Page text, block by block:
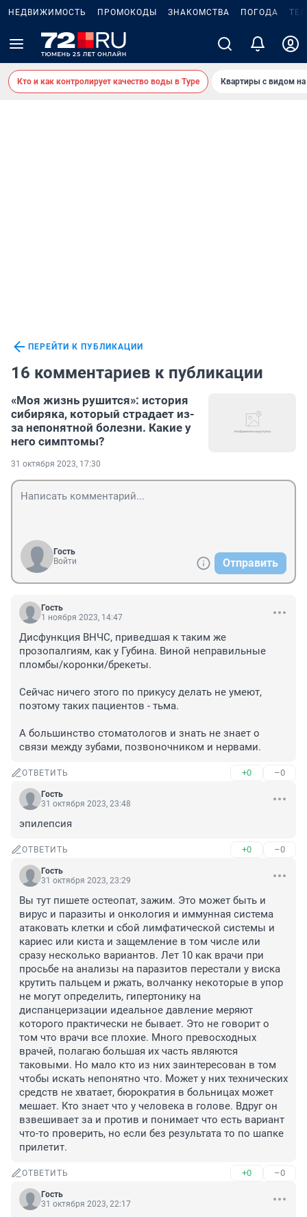
НЕДВИЖИМОСТЬ ПРОМОКОДЫ ЗНАКОМСТВА ПОГОДА
Кто и как контролирует качество воды в Туре Квартиры с видом на
ПЕРЕЙТИ К ПУБЛИКАЦИИ
16 комментариев к публикации
«Моя жизнь рушится»: история
сибиряка, который страдает из-
за непонятной болезни. Какие у
него симптомы?
31 октября 2023, 17:30
Гость
Войти
Отправить
Гость
1 ноября 2023, 14:47
Дисфункция ВНЧС, приведшая к таким же
прозопалгиям, как у Губина. Виной неправильные
пломбы/коронки/брекеты.
Сейчас ничего этого по прикусу делать не умеют,
поэтому таких пациентов - тьма.
А большинство стоматологов и знать не знает о
связи между зубами, позвоночником и нервами.
ОТВЕТИТЬ +0 –0
Гость
31 октября 2023, 23:48
эпилепсия
ОТВЕТИТЬ +0 –0
Гость
31 октября 2023, 23:29
Вы тут пишете остеопат, зажим. Это может быть и
вирус и паразиты и онкология и иммунная система
атаковать клетки и сбой лимфатической системы и
кариес или киста и защемление в том числе или
сразу несколько вариантов. Лет 10 как врачи при
просьбе на анализы на паразитов перестали у виска
крутить пальцем и ржать, волчанку некоторые в упор
не могут определить, гипертонику на
диспанцеризации идеальное давление меряют
которого практически не бывает. Это не говорит о
том что врачи все плохие. Много превосходных
врачей, полагаю большая их часть являются
таковыми. Но мало кто из них заинтересован в том
чтобы искать непонятно что. Может у них технических
средств не хватает, бюрократия в больницах может
мешает. Кто знает что у человека в голове. Вдруг он
взвешивает за и против и понимает что есть вариант
что-то проверить, но если без результата то по шапке
прилетит.
ОТВЕТИТЬ +0 –0
Гость
31 октября 2023, 22:17